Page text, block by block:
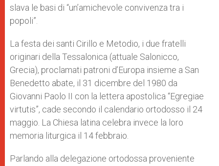
slava le basi di “un’amichevole convivenza tra i
popoli”.
La festa dei santi Cirillo e Metodio, i due fratelli
originari della Tessalonica (attuale Salonicco,
Grecia), proclamati patroni d’Europa insieme a San
Benedetto abate, il 31 dicembre del 1980 da
Giovanni Paolo II con la lettera apostolica “Egregiae
virtutis”, cade secondo il calendario ortodosso il 24
maggio. La Chiesa latina celebra invece la loro
memoria liturgica il 14 febbraio.
Parlando alla delegazione ortodossa proveniente